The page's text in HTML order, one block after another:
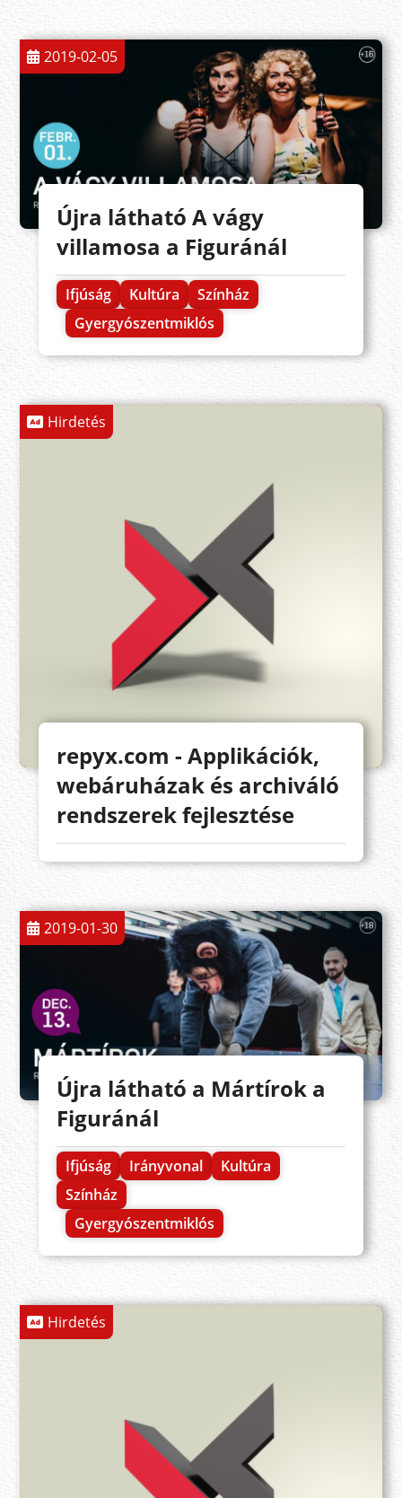
2019-02-05
Újra látható A vágy
villamosa a Figuránál
Ifjúság Kultúra
Színház
Gyergyószentmiklós
Hirdetés
repyx.com - Applikációk,
webáruházak és archiváló
rendszerek fejlesztése
2019-01-30
Újra látható a Mártírok a
Figuránál
Ifjúság Irányvonal
Kultúra
Színház
Gyergyószentmiklós
Hirdetés